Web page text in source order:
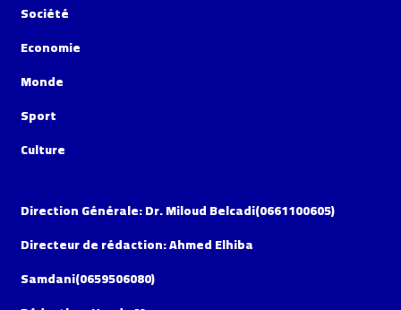
Société
Economie
Monde
Sport
Culture
Direction Générale: Dr. Miloud Belcadi(0661100605)
Directeur de rédaction: Ahmed Elhiba
Samdani(0659506080)